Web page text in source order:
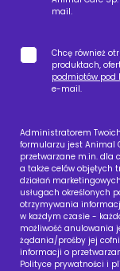
mail.
Chcę również
produktach,
podmiotów pod
e-mail.
Administratorem
formularzu jest Animal
przetwarzane m.in. dla
a także celów objętych
działań
usługach określonych
otrzymywania
w każdym czasie -
możliwość anulowania
żądania/prośby jej
informacji o
Polityce prywatności i